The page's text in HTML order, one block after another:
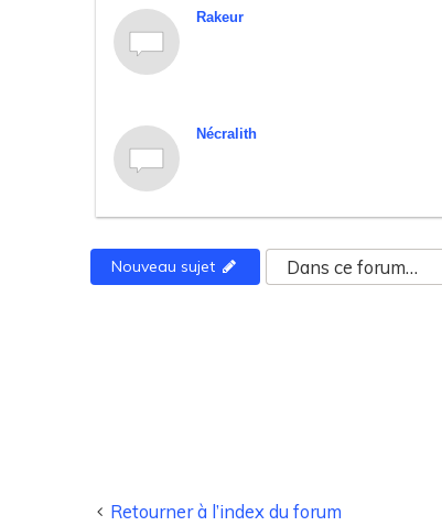
Rakeur
Nécralith
Nouveau sujet
Retourner à l’index du forum